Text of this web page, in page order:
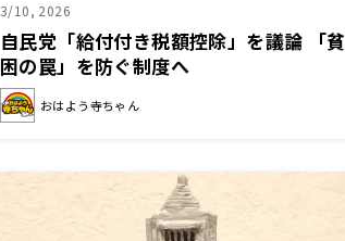
3/10, 2026
自民党「給付付き税額控除」を議論 「貧
困の罠」を防ぐ制度へ
おはよう寺ちゃん